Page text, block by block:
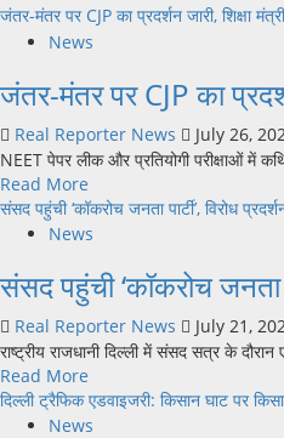
जंतर-मंतर पर CJP का प्रदर्शन जारी, शिक्षा
News
जंतर-मंतर पर CJP का
Real Reporter News July 26,
NEET पेपर लीक और प्रतियोगी परीक्षाओं में
Read More
more
about
मंतर
पर
CJP
का
जारी,
शिक्षा
संसद पहुंची ‘कॉकरोच जनता पार्टी’, विरोध
News
संसद पहुंची ‘कॉकरोच जनता
Real Reporter News July 21,
राष्ट्रीय राजधानी दिल्ली में संसद सत्र के
Read More
more
about
दिल्ली ट्रैफिक एडवाइजरी: किसान घाट पर
News